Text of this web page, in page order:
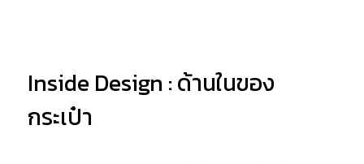
Inside Design : ด้านในของ
กระเป๋า